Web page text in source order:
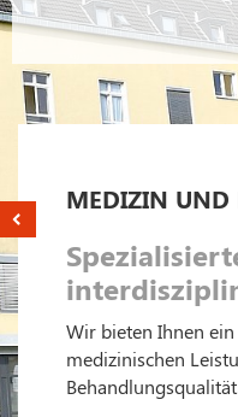
MEDIZIN UND
Wir bieten Ihnen
medizinischen